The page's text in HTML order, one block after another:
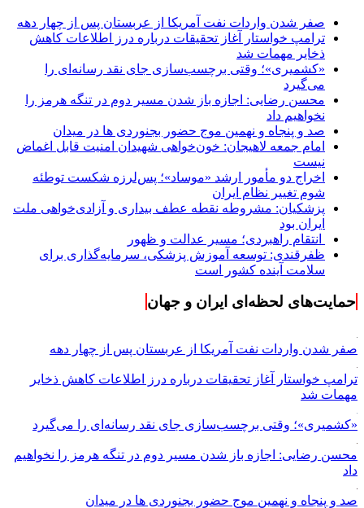
صفر شدن واردات نفت آمریکا از عربستان پس از چهار دهه
ترامپ خواستار آغاز تحقیقات درباره درز اطلاعات کاهش
ذخایر مهمات شد
«کشمیری»؛ وقتی برچسب‌سازی جای نقد رسانه‌ای را
می‌گیرد
محسن رضایی: اجازه باز شدن مسیر دوم در تنگه هرمز را
نخواهیم داد
صد و پنجاه و نهمین موج حضور بجنوردی ها در میدان
امام جمعه لاهیجان: خون‌خواهی شهیدان امنیت قابل اغماض
نیست
اخراج دو مأمور ارشد «موساد»؛ پس‌لرزه شکست توطئه
شوم تغییر نظام ایران
پزشکیان: مشروطه نقطه عطف بیداری و آزادی‌خواهی ملت
ایران بود
انتقام راهبردی؛ مسیر عدالت و ظهور
ظفرقندی: توسعه آموزش پزشکی، سرمایه‌گذاری برای
سلامت آینده کشور است
حمایت‌های لحظه‌ای ایران و جهان
صفر شدن واردات نفت آمریکا از عربستان پس از چهار دهه
ترامپ خواستار آغاز تحقیقات درباره درز اطلاعات کاهش ذخایر
مهمات شد
«کشمیری»؛ وقتی برچسب‌سازی جای نقد رسانه‌ای را می‌گیرد
محسن رضایی: اجازه باز شدن مسیر دوم در تنگه هرمز را نخواهیم
داد
صد و پنجاه و نهمین موج حضور بجنوردی ها در میدان